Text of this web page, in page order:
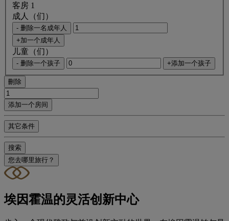
客房 1
成人（们）
- 删除一名成年人
+加一个成年人
儿童（们）
- 删除一个孩子 +添加一个孩子
刪除
添加一个房间
其它条件
搜索
您去哪里旅行？
埃因霍温的灵活创新中心